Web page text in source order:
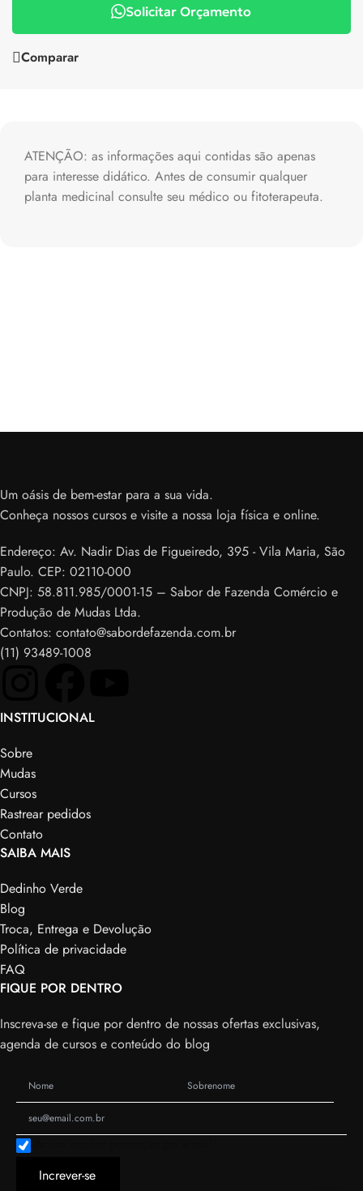
Solicitar Orçamento
Comparar
ATENÇÃO: as informações aqui contidas são apenas
para interesse didático. Antes de consumir qualquer
planta medicinal consulte seu médico ou fitoterapeuta.
Um oásis de bem-estar para a sua vida.
Conheça nossos cursos e visite a nossa loja física e online.
Endereço: Av. Nadir Dias de Figueiredo, 395 - Vila Maria, São
Paulo. CEP: 02110-000
CNPJ: 58.811.985/0001-15 – Sabor de Fazenda Comércio e
Produção de Mudas Ltda.
Contatos: contato@sabordefazenda.com.br
(11) 93489-1008
INSTITUCIONAL
Sobre
Mudas
Cursos
Rastrear pedidos
Contato
SAIBA MAIS
Dedinho Verde
Blog
Troca, Entrega e Devolução
Política de privacidade
FAQ
FIQUE POR DENTRO
Inscreva-se e fique por dentro de nossas ofertas exclusivas,
agenda de cursos e conteúdo do blog
Increver-se